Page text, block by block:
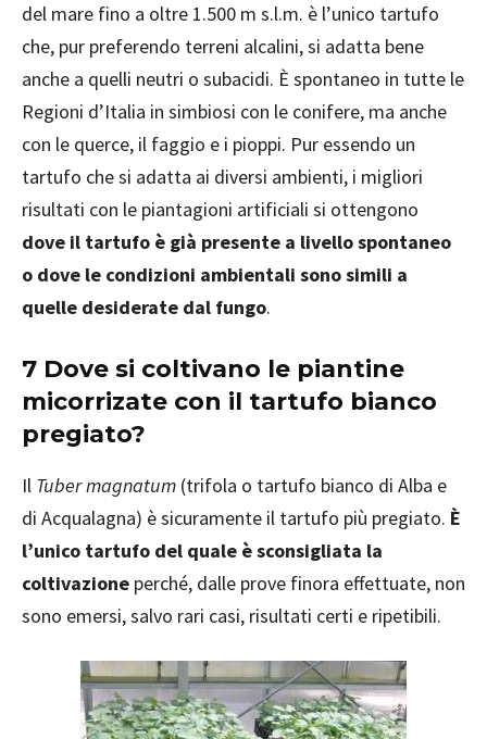
del mare fino a oltre 1.500 m s.l.m. è l’unico tartufo
che, pur preferendo terreni alcalini, si adatta bene
anche a quelli neutri o subacidi. È spontaneo in tutte le
Regioni d’Italia in simbiosi con le conifere, ma anche
con le querce, il faggio e i pioppi. Pur essendo un
tartufo che si adatta ai diversi ambienti, i migliori
risultati con le piantagioni artificiali si ottengono
dove il tartufo è già presente a livello spontaneo
o dove le condizioni ambientali sono simili a
quelle desiderate dal fungo.
7 Dove si coltivano le piantine
micorrizate con il tartufo bianco
pregiato?
Il Tuber magnatum (trifola o tartufo bianco di Alba e
di Acqualagna) è sicuramente il tartufo più pregiato. È
l’unico tartufo del quale è sconsigliata la
coltivazione perché, dalle prove finora effettuate, non
sono emersi, salvo rari casi, risultati certi e ripetibili.